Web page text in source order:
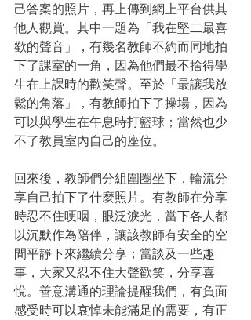
己答案的照片，再上傳到網上平台供其
他人觀賞。其中一題為「我在堅二最喜
歡的聲音」，有幾名教師不約而同地拍
下了課室的一角，因為他們最不捨得學
生在上課時的歡笑聲。至於「最讓我放
鬆的角落」，有教師拍下了操場，因為
可以與學生在午息時打籃球；當然也少
不了教員室內自己的座位。
回來後，教師們分組圍圈坐下，輪流分
享自己拍下了什麼照片。有教師在分享
時忍不住哽咽，眼泛淚光，當下各人都
以沉默作為陪伴，讓該教師有安全的空
間平靜下來繼續分享；當談及一些趣
事，大家又忍不住大聲歡笑，分享喜
悅。善意溝通的理論提醒我們，有負面
感受時可以哀悼未能滿足的需要，有正